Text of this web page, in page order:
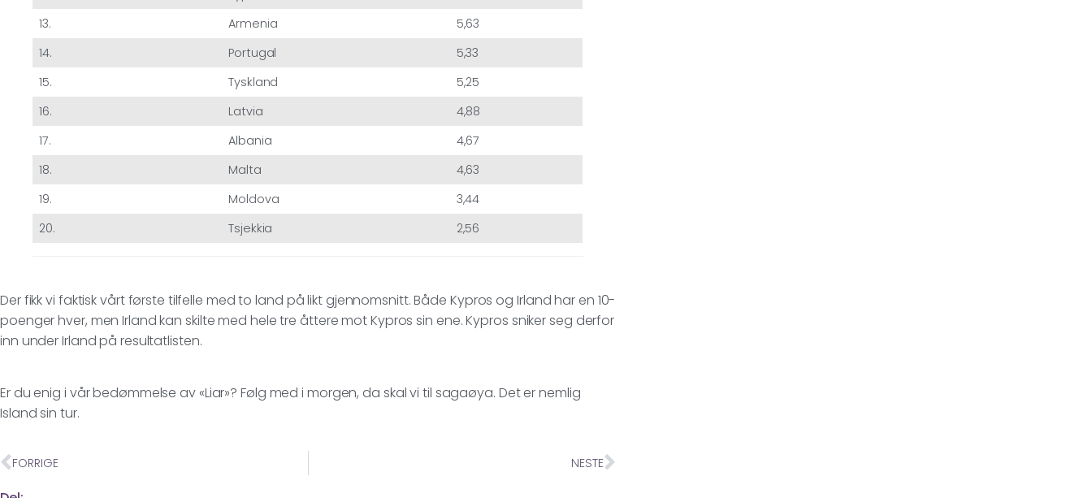
13.
Armenia
5,63
14.
Portugal
5,33
15.
Tyskland
5,25
16.
Latvia
4,88
17.
Albania
4,67
18.
Malta
4,63
19.
Moldova
3,44
20.
Tsjekkia 2,56
Der fikk vi faktisk vårt første tilfelle med to land på likt gjennomsnitt. Både Kypros og Irland har en 10-
poenger hver, men Irland kan skilte med hele tre åttere mot Kypros sin ene. Kypros sniker seg derfor
inn under Irland på resultatlisten.
Er du enig i vår bedømmelse av «Liar»? Følg med i morgen, da skal vi til sagaøya. Det er nemlig
Island sin tur.
FORRIGE NESTE